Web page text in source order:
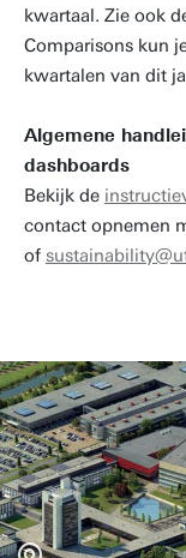
kwartaal. Zie ook
Comparisons kun
kwartalen van dit
Algemene
dashboards
Bekijk de
contact opnemen
of